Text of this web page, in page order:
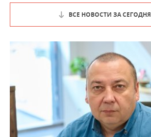
ВСЕ НОВОСТИ ЗА СЕГОДНЯ